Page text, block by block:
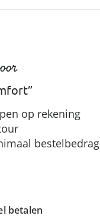
betalen
op rekening
bestelbedrag